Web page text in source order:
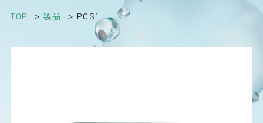
TOP > 製品 > POS1